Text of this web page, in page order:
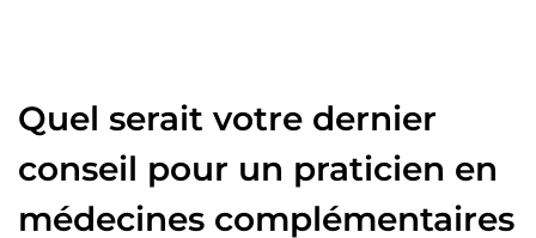
Quel serait votre dernier
conseil pour un praticien en
médecines complémentaires